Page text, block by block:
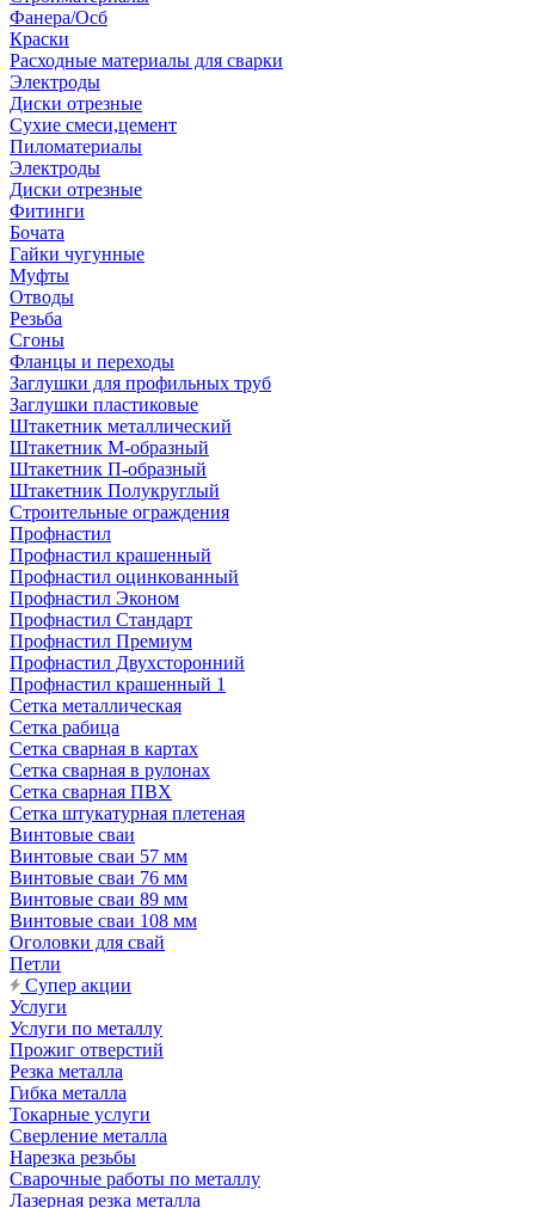
Фанера/Осб
Краски
Расходные материалы для сварки
Электроды
Диски отрезные
Сухие смеси,цемент
Пиломатериалы
Электроды
Диски отрезные
Фитинги
Бочата
Гайки чугунные
Муфты
Отводы
Резьба
Сгоны
Фланцы и переходы
Заглушки для профильных труб
Заглушки пластиковые
Штакетник металлический
Штакетник М-образный
Штакетник П-образный
Штакетник Полукруглый
Строительные ограждения
Профнастил
Профнастил крашенный
Профнастил оцинкованный
Профнастил Эконом
Профнастил Стандарт
Профнастил Премиум
Профнастил Двухсторонний
Профнастил крашенный 1
Сетка металлическая
Сетка рабица
Сетка сварная в картах
Сетка сварная в рулонах
Сетка сварная ПВХ
Сетка штукатурная плетеная
Винтовые сваи
Винтовые сваи 57 мм
Винтовые сваи 76 мм
Винтовые сваи 89 мм
Винтовые сваи 108 мм
Оголовки для свай
Петли
Супер акции
Услуги
Услуги по металлу
Прожиг отверстий
Резка металла
Гибка металла
Токарные услуги
Сверление металла
Нарезка резьбы
Сварочные работы по металлу
Лазерная резка металла